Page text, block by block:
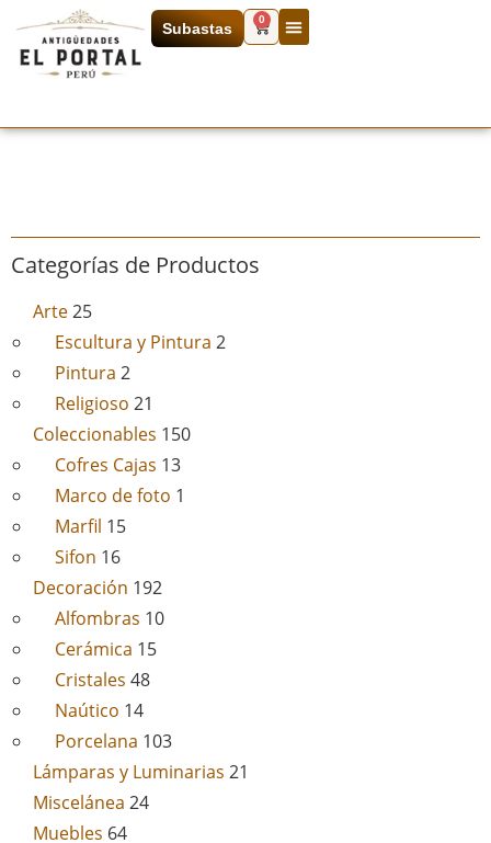
Subastas
0
Categorías de Productos
Arte25
Escultura y Pintura 2
Pintura 2
Religioso 21
Coleccionables 150
Cofres Cajas 13
Marco de foto 1
Marfil 15
Sifon 16
Decoración 192
Alfombras 10
Cerámica 15
Cristales 48
Naútico 14
Porcelana 103
Lámparas y Luminarias 21
Miscelánea 24
Muebles 64